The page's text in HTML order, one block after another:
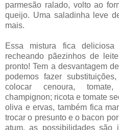
parmesão ralado, volto ao
queijo. Uma saladinha leve
mais.
Essa mistura fica
recheando pãezinhos de
pronto! Tem a desvantagem
podemos fazer
colocar cenoura,
champignon; ricota e tomate
oliva e ervas, também fica
trocar o presunto e o bacon
atum, as possibilidades são